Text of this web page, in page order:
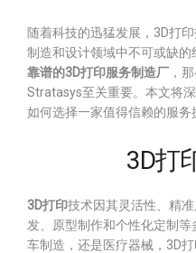
随着科技的迅猛发展，3D打
制造和设计领域中不可或缺
靠谱的3D打印服务制造厂 ，
Stratasys至关重要。本文将
如何选择一家值得信赖的服务
3D打
3D打印技术因其灵活性、精
发、原型制作和个性化定制
车制造，还是医疗器械，3D